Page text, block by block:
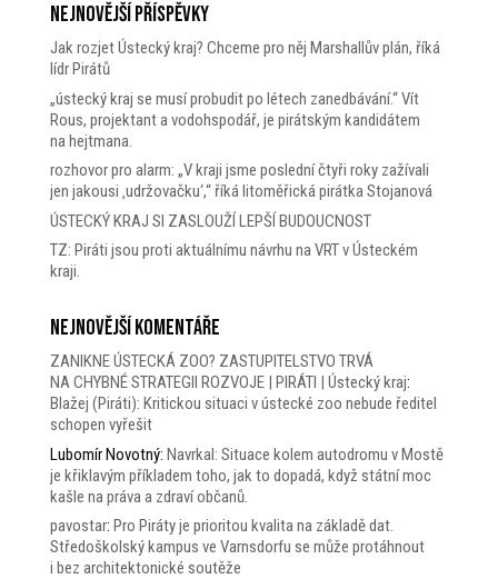
Nejnovější příspěvky
Jak rozjet Ústecký kraj? Chceme pro něj Marshallův plán, říká
lídr Pirátů
„ústecký kraj se musí probudit po létech zanedbávání.“ Vít
Rous, projektant a vodohspodář, je pirátským kandidátem
na hejtmana.
rozhovor pro alarm: „V kraji jsme poslední čtyři roky zažívali
jen jakousi ‚udržovačku‘,“ říká litoměřická pirátka Stojanová
ÚSTECKÝ KRAJ SI ZASLOUŽÍ LEPŠÍ BUDOUCNOST
TZ: Piráti jsou proti aktuálnímu návrhu na VRT v Ústeckém
kraji.
Nejnovější komentáře
ZANIKNE ÚSTECKÁ ZOO? ZASTUPITELSTVO TRVÁ
NA CHYBNÉ STRATEGII ROZVOJE | PIRÁTI | Ústecký kraj:
Blažej (Piráti): Kritickou situaci v ústecké zoo nebude ředitel
schopen vyřešit
Lubomír Novotný: Navrkal: Situace kolem autodromu v Mostě
je křiklavým příkladem toho, jak to dopadá, když státní moc
kašle na práva a zdraví občanů.
pavostar: Pro Piráty je prioritou kvalita na základě dat.
Středoškolský kampus ve Varnsdorfu se může protáhnout
i bez architektonické soutěže